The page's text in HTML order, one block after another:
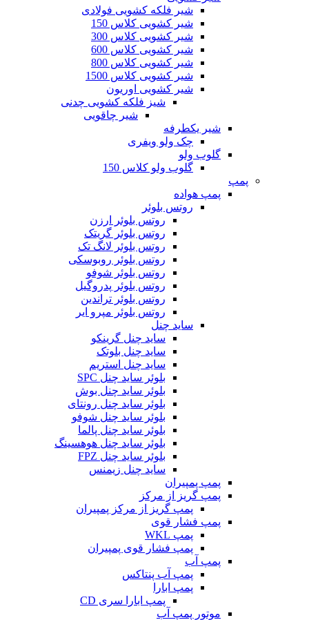
شیر فلکه کشویی فولادی
شیر کشویی کلاس 150
شیر کشویی کلاس 300
شیر کشویی کلاس 600
شیر کشویی کلاس 800
شیر کشویی کلاس 1500
شیر کشویی اوریون
شیز فلکه کشویی چدنی
شیر چاقویی
شیر یکطرفه
چک ولو ویفری
گلوب ولو
گلوب ولو کلاس 150
پمپ
پمپ هواده
روتس بلوئر
روتس بلوئر ارزن
روتس بلوئر گریتک
روتس بلوئر لانگ تک
روتس بلوئر روبوسکی
روتس بلوئر شوفو
روتس بلوئر پدروگیل
روتس بلوئر تراندین
روتس بلوئر مپرو ایر
ساید چنل
ساید چنل گرینکو
ساید چنل بلوتک
ساید چنل استریم
بلوئر ساید چنل SPC
بلوئر ساید چنل بوش
بلوئر ساید چنل رونتای
بلوئر ساید چنل شوفو
بلوئر ساید چنل پالما
بلوئر ساید چنل هوهسینگ
بلوئر ساید چنل FPZ
ساید چنل زیمنس
پمپ پمپیران
پمپ گریز از مرکز
پمپ گریز از مرکز پمپیران
پمپ فشار قوی
پمپ WKL
پمپ فشار قوی پمپیران
پمپ آب
پمپ آب پنتاکس
پمپ ابارا
پمپ ابارا سری CD
موتور پمپ آب